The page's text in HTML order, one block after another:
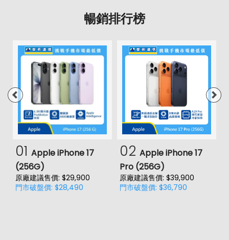
暢銷排行榜
01 Apple iPhone 17
(256G)
原廠建議售價: $29,900
門市破盤價: $28,490
02 Apple iPhone 17
Pro (256G)
原廠建議售價: $39,900
門市破盤價: $36,790